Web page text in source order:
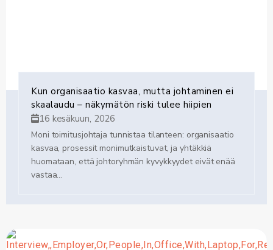
Kun organisaatio kasvaa, mutta johtaminen ei
skaalaudu – näkymätön riski tulee hiipien
16 kesäkuun, 2026
Moni toimitusjohtaja tunnistaa tilanteen: organisaatio
kasvaa, prosessit monimutkaistuvat, ja yhtäkkiä
huomataan, että johtoryhmän kyvykkyydet eivät enää
vastaa...